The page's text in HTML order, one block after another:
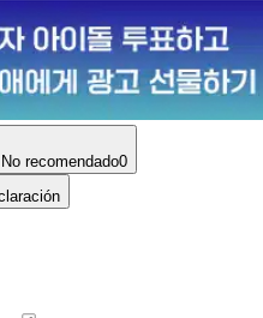
No recomendado0